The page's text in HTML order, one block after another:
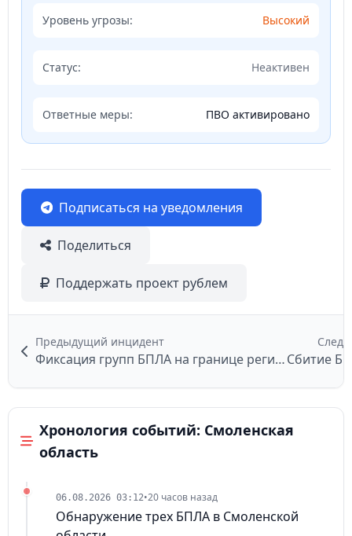
Уровень угрозы: Высокий
Статус: Неактивен
Ответные меры: ПВО активировано
Подписаться на уведомления
Поделиться
Поддержать проект рублем
Предыдущий инцидент
Фиксация групп БПЛА на границе регионовСбитие
Хронология событий: Смоленская
область
06.08.2026 03:12•20 часов назад
Обнаружение трех БПЛА в Смоленской